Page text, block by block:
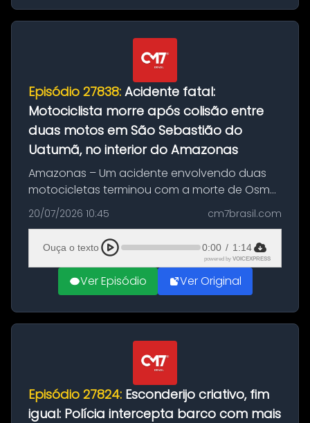
Episódio 27838: Acidente fatal:
Motociclista morre após colisão entre
duas motos em São Sebastião do
Uatumã, no interior do Amazonas
Amazonas – Um acidente envolvendo duas
motocicletas terminou com a morte de Osmar
Figueiredo de Souza, de 38 anos, no município
de São Sebastião do Uatumã, no interior do
Amazonas. A colisão ocorreu n...
20/07/2026 10:45 cm7brasil.com
Ouça o texto 0:00 / 1:14
powered by VOICEXPRESS
Ver Episódio Ver Original
Episódio 27824: Esconderijo criativo, fim
igual: Polícia intercepta barco com mais